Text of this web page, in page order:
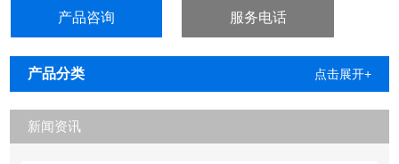
製造行業。
产品咨询 服务电话
产品分类 点击展开+
新闻资讯